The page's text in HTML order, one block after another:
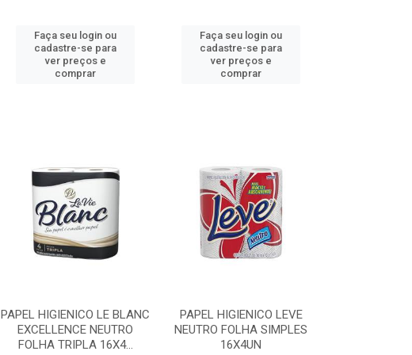
Faça seu login ou
cadastre-se para
ver preços e
comprar
Faça seu login ou
cadastre-se para
ver preços e
comprar
PAPEL HIGIENICO LE BLANC
EXCELLENCE NEUTRO
FOLHA TRIPLA 16X4...
PAPEL HIGIENICO LEVE
NEUTRO FOLHA SIMPLES
16X4UN